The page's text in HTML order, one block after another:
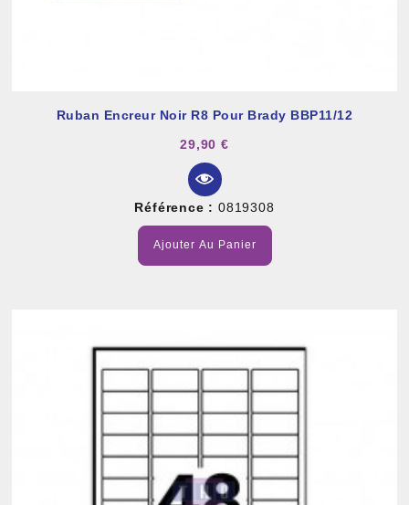
Ruban Encreur Noir R8 Pour Brady BBP11/12
29,90 €
Référence : 0819308
Ajouter Au Panier